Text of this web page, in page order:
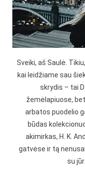
Sveiki, aš Saulė.
kai leidžiame sau
skrydis – tai
žemėlapiuose,
arbatos puodelio
būdas
akimirkas, H. K.
gatvėse ir tą
su